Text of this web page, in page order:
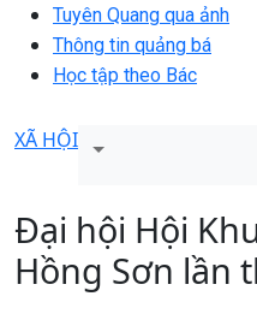
Tuyên Quang qua ảnh
Thông tin quảng bá
Học tập theo Bác
XÃ HỘI
Đại hội Hội
Hồng Sơn lần